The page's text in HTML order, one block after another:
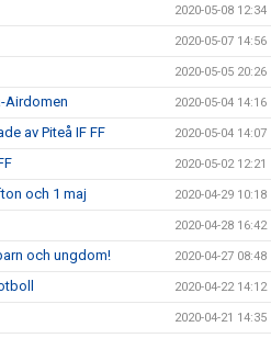
2020-05-08 12:34
2020-05-07 14:56
2020-05-05 20:26
Airdomen 2020-05-04 14:16
av Piteå IF FF 2020-05-04 14:07
2020-05-02 12:21
och 1 maj 2020-04-29 10:18
2020-04-28 16:42
och ungdom! 2020-04-27 08:48
2020-04-22 14:12
2020-04-21 14:35